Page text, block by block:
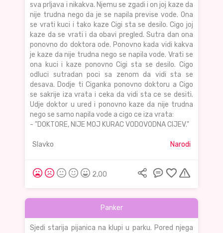
sva prljava i nikakva. Njemu se zgadi i on joj kaze da
nije trudna nego da je se napila previse vode. Ona
se vrati kuci i tako kaze Cigi sta se desilo. Cigo joj
kaze da se vrati i da obavi pregled. Sutra dan ona
ponovno do doktora ode. Ponovno kada vidi kakva
je kaze da nije trudna nego se napila vode. Vrati se
ona kuci i kaze ponovno Cigi sta se desilo. Cigo
odluci sutradan poci sa zenom da vidi sta se
desava. Dodje ti Ciganka ponovno doktoru a Cigo
se sakrije iza vrata i ceka da vidi sta ce se desiti.
Udje doktor u ured i ponovno kaze da nije trudna
nego se samo napila vode a cigo ce iza vrata:
- "DOKTORE, NIJE MOJ KURAC VODOVODNA CIJEV."
Slavko Narodi
2,00
Panker
Sjedi starija pijanica na klupi u parku. Pored njega